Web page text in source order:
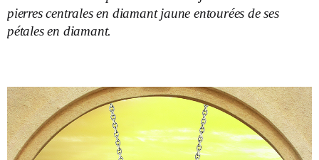
pierres centrales en diamant jaune entourées de ses
pétales en diamant.